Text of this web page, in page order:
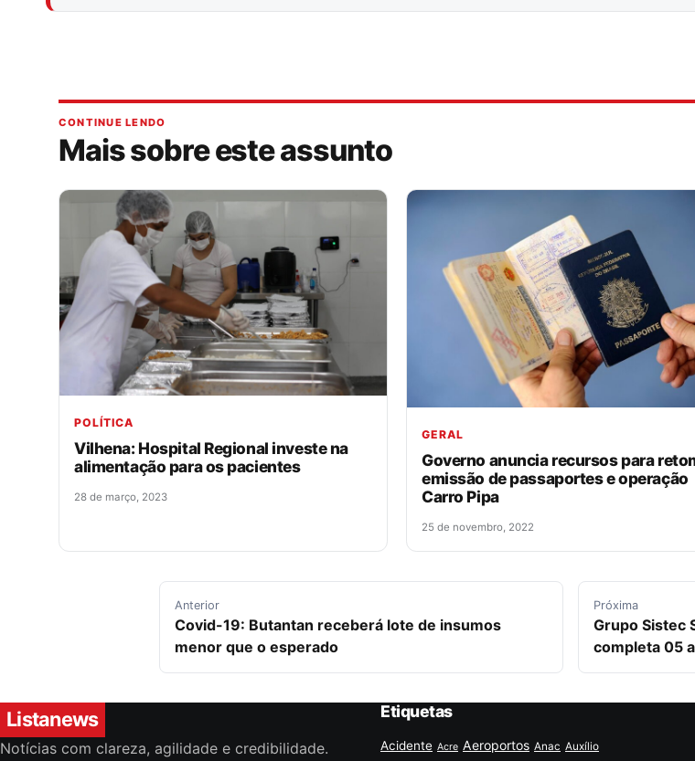
CONTINUE LENDO
Mais sobre este assunto
POLÍTICA
Vilhena: Hospital Regional investe na
alimentação para os pacientes
28 de março, 2023
GERAL
Governo anuncia recursos para
emissão de passaportes e operação
Carro Pipa
25 de novembro, 2022
Navegação de Post
Anterior
Covid-19: Butantan receberá lote de insumos
menor que o esperado
Próxima
Grupo Sistec
completa 05
Listanews
Notícias com clareza, agilidade e credibilidade.
Etiquetas
Acidente Acre Aeroportos Anac Auxílio